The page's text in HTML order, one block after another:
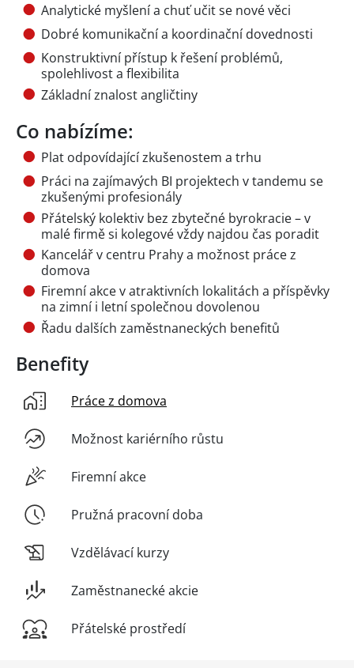
Analytické myšlení a chuť učit se nové věci
Dobré komunikační a koordinační dovednosti
Konstruktivní přístup k řešení problémů,
spolehlivost a flexibilita
Základní znalost angličtiny
Co nabízíme:
Plat odpovídající zkušenostem a trhu
Práci na zajímavých BI projektech v tandemu se
zkušenými profesionály
Přátelský kolektiv bez zbytečné byrokracie – v
malé firmě si kolegové vždy najdou čas poradit
Kancelář v centru Prahy a možnost práce z
domova
Firemní akce v atraktivních lokalitách a příspěvky
na zimní i letní společnou dovolenou
Řadu dalších zaměstnaneckých benefitů
Benefity
Práce z domova
Možnost kariérního růstu
Firemní akce
Pružná pracovní doba
Vzdělávací kurzy
Zaměstnanecké akcie
Přátelské prostředí